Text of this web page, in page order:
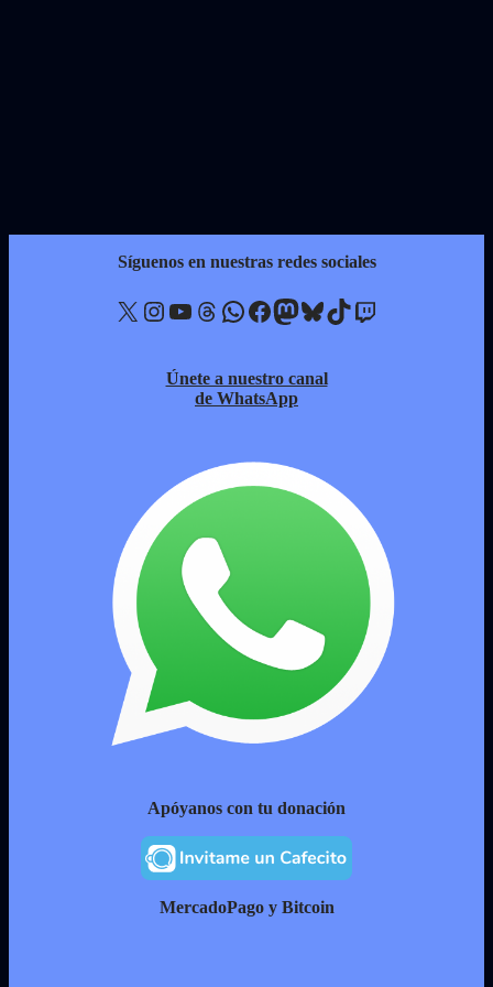
Síguenos en nuestras redes sociales
X Instagram YouTube Threads WhatsApp Facebook Mastodon Bluesky TikTok Twitch
Únete a nuestro canal
de WhatsApp
Apóyanos con tu donación
MercadoPago y Bitcoin